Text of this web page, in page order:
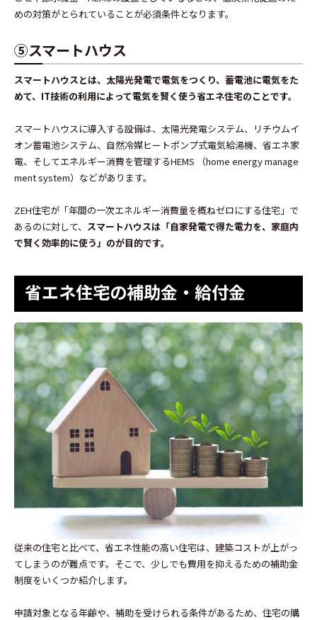
めの対策がとられていることが必須条件となります。
⑤スマートハウス
スマートハウスとは、太陽光発電で電気をつくり、蓄電池に電気をた
めて、IT技術の利用によって電気を賢く使う省エネ住宅のことです。
スマートハウスに導入する設備は、太陽光発電システム、リチウムイ
オン蓄電池システム、自然冷媒ヒートポンプ式電気給湯機、省エネ家
電、そしてエネルギー消費を管理するHEMS （home energy manage
ment system）などがあります。
ZEH住宅が「年間の一次エネルギー消費量を概ねゼロにする住宅」で
あるのに対して、 スマートハウスは「自家発電で得た電力を、家庭内
で賢く効率的に使う」のが目的です。
省エネ住宅の補助金・給付金
従来の住宅と比べて、省エネ性能の高い住宅は、建築コストが上がっ
てしまうのが難点です。そこで、少しでも費用を抑えるための補助金
制度をいくつか紹介します。
申請対象となる年齢や、補助を受けられる条件があるため、住宅の購